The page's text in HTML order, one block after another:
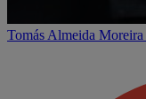
Tomás Almeida Moreira